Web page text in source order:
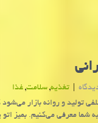
| تغذیه,سلامت,غذا
تولید و روانه بازار
شما معرفی می‌کنیم. بمیز